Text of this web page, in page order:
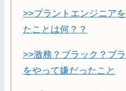
>>プラントエンジニア
たことは何？？
>>激務？ブラック？プ
をやって嫌だったこと